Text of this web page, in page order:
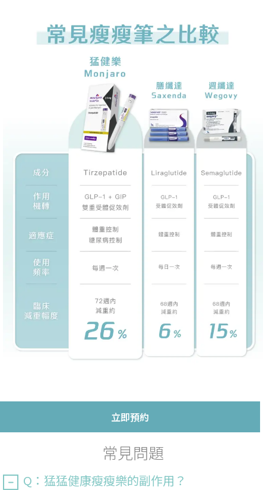
立即預約
常見問題
Q：猛猛健康瘦瘦樂的副作用？